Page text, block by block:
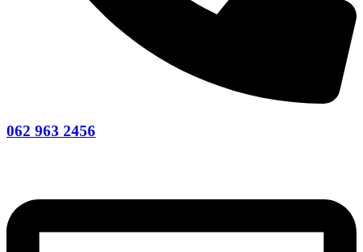
062 963 2456